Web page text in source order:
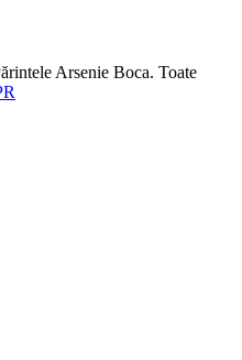
Arsenie Boca. Toate